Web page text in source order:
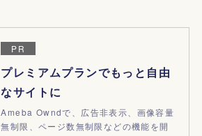
PR
プレミアムプランでもっと自由
なサイトに
Ameba Owndで、広告非表示、画像容量
無制限、ページ数無制限などの機能を開